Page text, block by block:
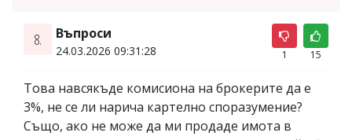
8. Въпроси
24.03.2026 09:31:28 1 15
Това навсякъде комисиона на брокерите да е
3%, не се ли нарича картелно споразумение?
Също, ако не може да ми продаде имота в